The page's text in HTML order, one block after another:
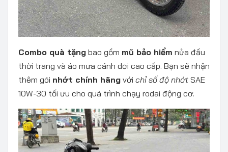
Combo quà tặng bao gồm mũ bảo hiểm nửa đầu
thời trang và áo mưa cánh dơi cao cấp. Bạn sẽ nhận
thêm gói nhớt chính hãng với chỉ số độ nhớt SAE
10W-30 tối ưu cho quá trình chạy rodai động cơ.